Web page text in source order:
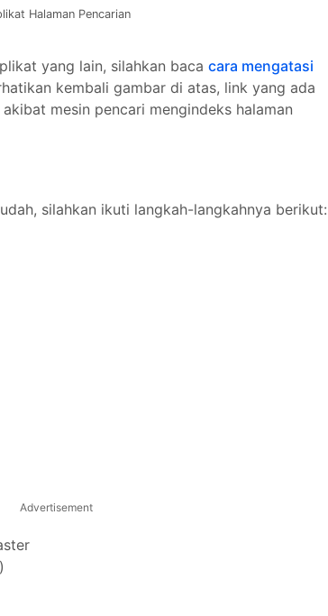
Halaman Pencarian
yang lain, silahkan baca cara mengatasi
kembali gambar di atas, link yang ada
mesin pencari mengindeks halaman
silahkan ikuti langkah-langkahnya berikut:
Advertisement